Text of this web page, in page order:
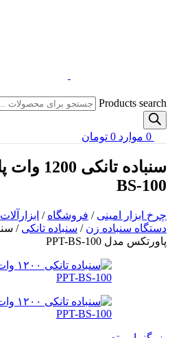
Products search
0 موارد 0 تومان
BS-100
چرخ ابزار امینی / فروشگاه / ابزارآلات
دستگاه سنباده زن / سنباده تانکی /
پاورتکس مدل PPT-BS-100